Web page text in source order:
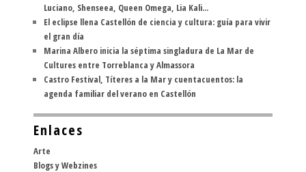
Luciano, Shenseea, Queen Omega, Lia Kali...
El eclipse llena Castellón de ciencia y cultura: guía para vivir
el gran día
Marina Albero inicia la séptima singladura de La Mar de
Cultures entre Torreblanca y Almassora
Castro Festival, Títeres a la Mar y cuentacuentos: la
agenda familiar del verano en Castellón
Enlaces
Arte
Blogs y Webzines